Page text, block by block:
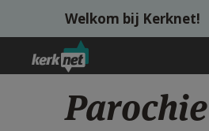
Overslaan en naar de inhoud gaan
Welkom bij Kerknet!